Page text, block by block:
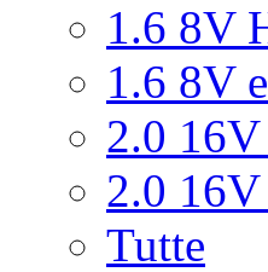
1.6 8V
1.6 8V
2.0
2.0
Tutte